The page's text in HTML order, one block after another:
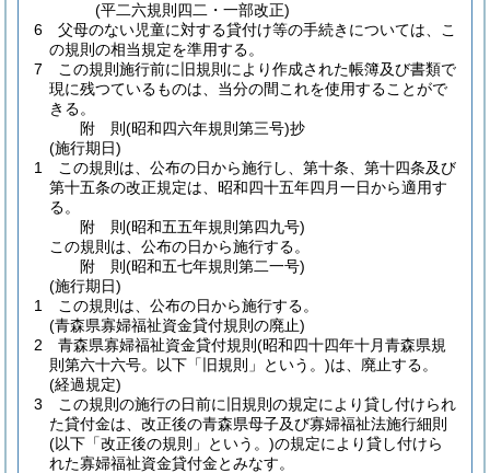
(平二六規則四二・一部改正)
6
父母のない児童に対する貸付け等の手続きについては、こ
の規則の相当規定を準用する。
7
この規則施行前に旧規則により作成された帳簿及び書類で
現に残つているものは、当分の間これを使用することがで
きる。
附 則(昭和四六年規則第三号)抄
(施行期日)
1
この規則は、公布の日から施行し、第十条、第十四条及び
第十五条の改正規定は、昭和四十五年四月一日から適用す
る。
附 則(昭和五五年規則第四九号)
この規則は、公布の日から施行する。
附 則(昭和五七年規則第二一号)
(施行期日)
1
この規則は、公布の日から施行する。
(青森県寡婦福祉資金貸付規則の廃止)
2
青森県寡婦福祉資金貸付規則 (昭和四十四年十月青森県規
則第六十六号。以下「旧規則」という。)は、廃止する。
(経過規定)
3
この規則の施行の日前に旧規則の規定により貸し付けられ
た貸付金は、改正後の青森県母子及び寡婦福祉法施行細則
(以下「改正後の規則」という。)の規定により貸し付けら
れた寡婦福祉資金貸付金とみなす。